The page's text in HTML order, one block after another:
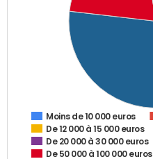
Moins de 10 000 euros
De 12 000 à 15 000 euros
De 20 000 à 30 000 euros
De 50 000 à 100 000 euros